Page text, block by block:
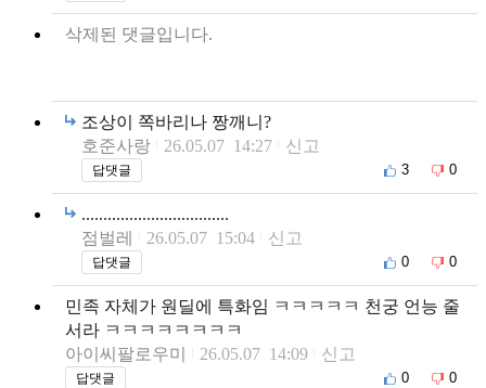
삭제된 댓글입니다.
조상이 쪽바리나 짱깨니?
호준사랑
26.05.07 14:27 신고
답댓글 3 0
..................................
점벌레
26.05.07 15:04 신고
답댓글 0 0
민족 자체가 원딜에 특화임 ㅋㅋㅋㅋㅋ 천궁 언능 줄
서라 ㅋㅋㅋㅋㅋㅋㅋㅋ
아이씨팔로우미
26.05.07 14:09 신고
답댓글 0 0